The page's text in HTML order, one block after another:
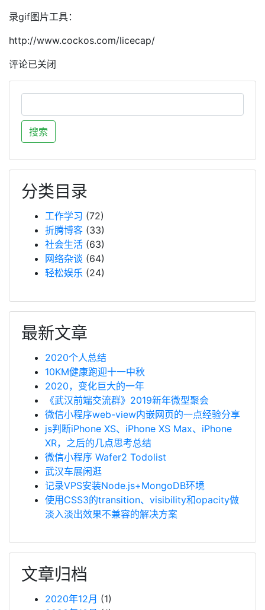
录gif图片工具：
http://www.cockos.com/licecap/
评论已关闭
分类目录
工作学习 (72)
折腾博客 (33)
社会生活 (63)
网络杂谈 (64)
轻松娱乐 (24)
最新文章
2020个人总结
10KM健康跑迎十一中秋
2020，变化巨大的一年
《武汉前端交流群》2019新年微型聚会
微信小程序web-view内嵌网页的一点经验分享
js判断iPhone XS、iPhone XS Max、iPhone
XR，之后的几点思考总结
微信小程序 Wafer2 Todolist
武汉车展闲逛
记录VPS安装Node.js+MongoDB环境
使用CSS3的transition、visibility和opacity做
淡入淡出效果不兼容的解决方案
文章归档
2020年12月 (1)